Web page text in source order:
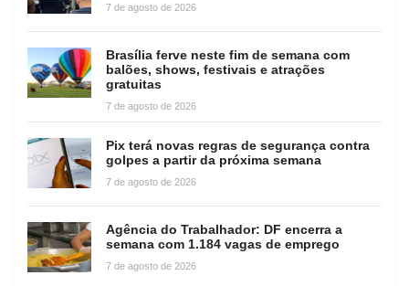
7 de agosto de 2026
Brasília ferve neste fim de semana com
balões, shows, festivais e atrações
gratuitas
7 de agosto de 2026
Pix terá novas regras de segurança contra
golpes a partir da próxima semana
7 de agosto de 2026
Agência do Trabalhador: DF encerra a
semana com 1.184 vagas de emprego
7 de agosto de 2026